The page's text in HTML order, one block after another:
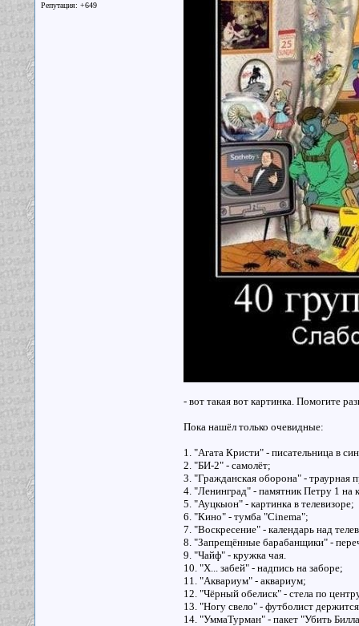
Репутация: +649
- вот такая вот картинка. Помогите
Пока нашёл только очевидные:
1. "Агата Кристи" - писательница в
2. "БИ-2" - самолёт;
3. "Гражданская оборона" - траурная
4. "Ленинград" - памятник Петру 1 на
5. "Ауцкыон" - картинка в телевизоре;
6. "Кино" - тумба "Cinema";
7. "Воскресение" - календарь над
8. "Запрещённые барабанщики" -
9. "Чайф" - кружка чая.
10. "Х... забей" - надпись на заборе;
11. "Аквариум" - аквариум;
12. "Чёрный обелиск" - стела по
13. "Ногу свело" - футболист
14. "УммаТурман" - пакет "Убить